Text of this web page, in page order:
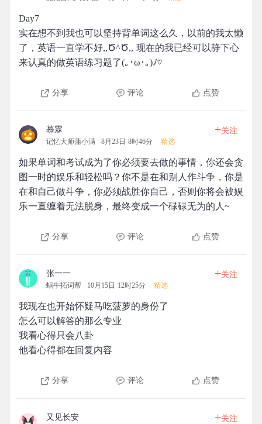
Day7
实在想不到我也可以坚持背单词这么久，以前的我太懒
了，英语一直学不好,,Ծ^Ծ,, 现在的我已经可以静下心
来认真的做英语练习题了(｡･ω･｡)ﾉ♡
分享 评论 点赞
慕霖
记忆大师蒲小满 8月23日 8时46分 精选
+关注
如果单词和考试成为了你必须要去做的事情，你还会贪
图一时的娱乐和轻松吗？你不是在和别人作斗争，你是
在和自己做斗争，你必须战胜你自己，否则你将会被娱
乐一直缠着无法脱身，最终变成一个碌碌无为的人~
分享 评论 点赞
张一一
蜗牛拓词帮 10月15日 12时25分 精选
+关注
我现在也开始怀疑马吃菠萝的身份了
怎么可以解答的那么专业
我看心得只会八卦
他看心得都在回复内容
分享 评论 点赞
又见长安 +关注